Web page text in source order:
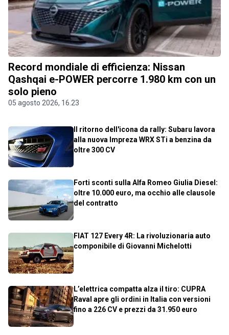
Record mondiale di efficienza: Nissan
Qashqai e-POWER percorre 1.980 km con un
solo pieno
05 agosto 2026, 16.23
Il ritorno dell'icona da rally: Subaru lavora
alla nuova Impreza WRX STi a benzina da
oltre 300 CV
Forti sconti sulla Alfa Romeo Giulia Diesel:
oltre 10.000 euro, ma occhio alle clausole
del contratto
FIAT 127 Every 4R: La rivoluzionaria auto
componibile di Giovanni Michelotti
L’elettrica compatta alza il tiro: CUPRA
Raval apre gli ordini in Italia con versioni
fino a 226 CV e prezzi da 31.950 euro